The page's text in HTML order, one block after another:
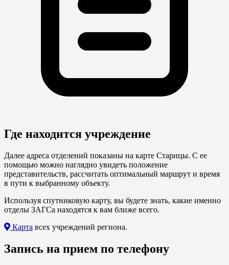
Где находится учреждение
Далее адреса отделений показаны на карте Старицы. С ее
помощью можно наглядно увидеть положение
представительств, рассчитать оптимальный маршрут и время
в пути к выбранному объекту.
Используя спутниковую карту, вы будете знать, какие именно
отделы ЗАГСа находятся к вам ближе всего.
Карта всех учреждений региона.
Запись на прием по телефону